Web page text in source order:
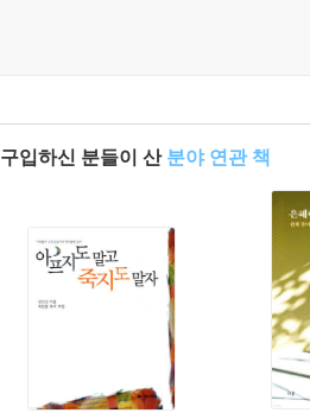
입하신 분들이 산 분야 연관 책